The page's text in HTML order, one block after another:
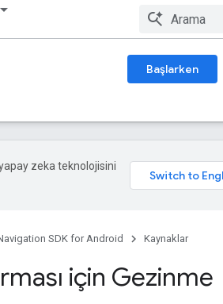
Başlarken
zeka teknolojisini
SDK for Android Kaynaklar
için Gezinme